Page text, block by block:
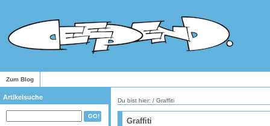
Zum Blog
Artikelsuche Du bist hier: / Graffiti
Graffiti